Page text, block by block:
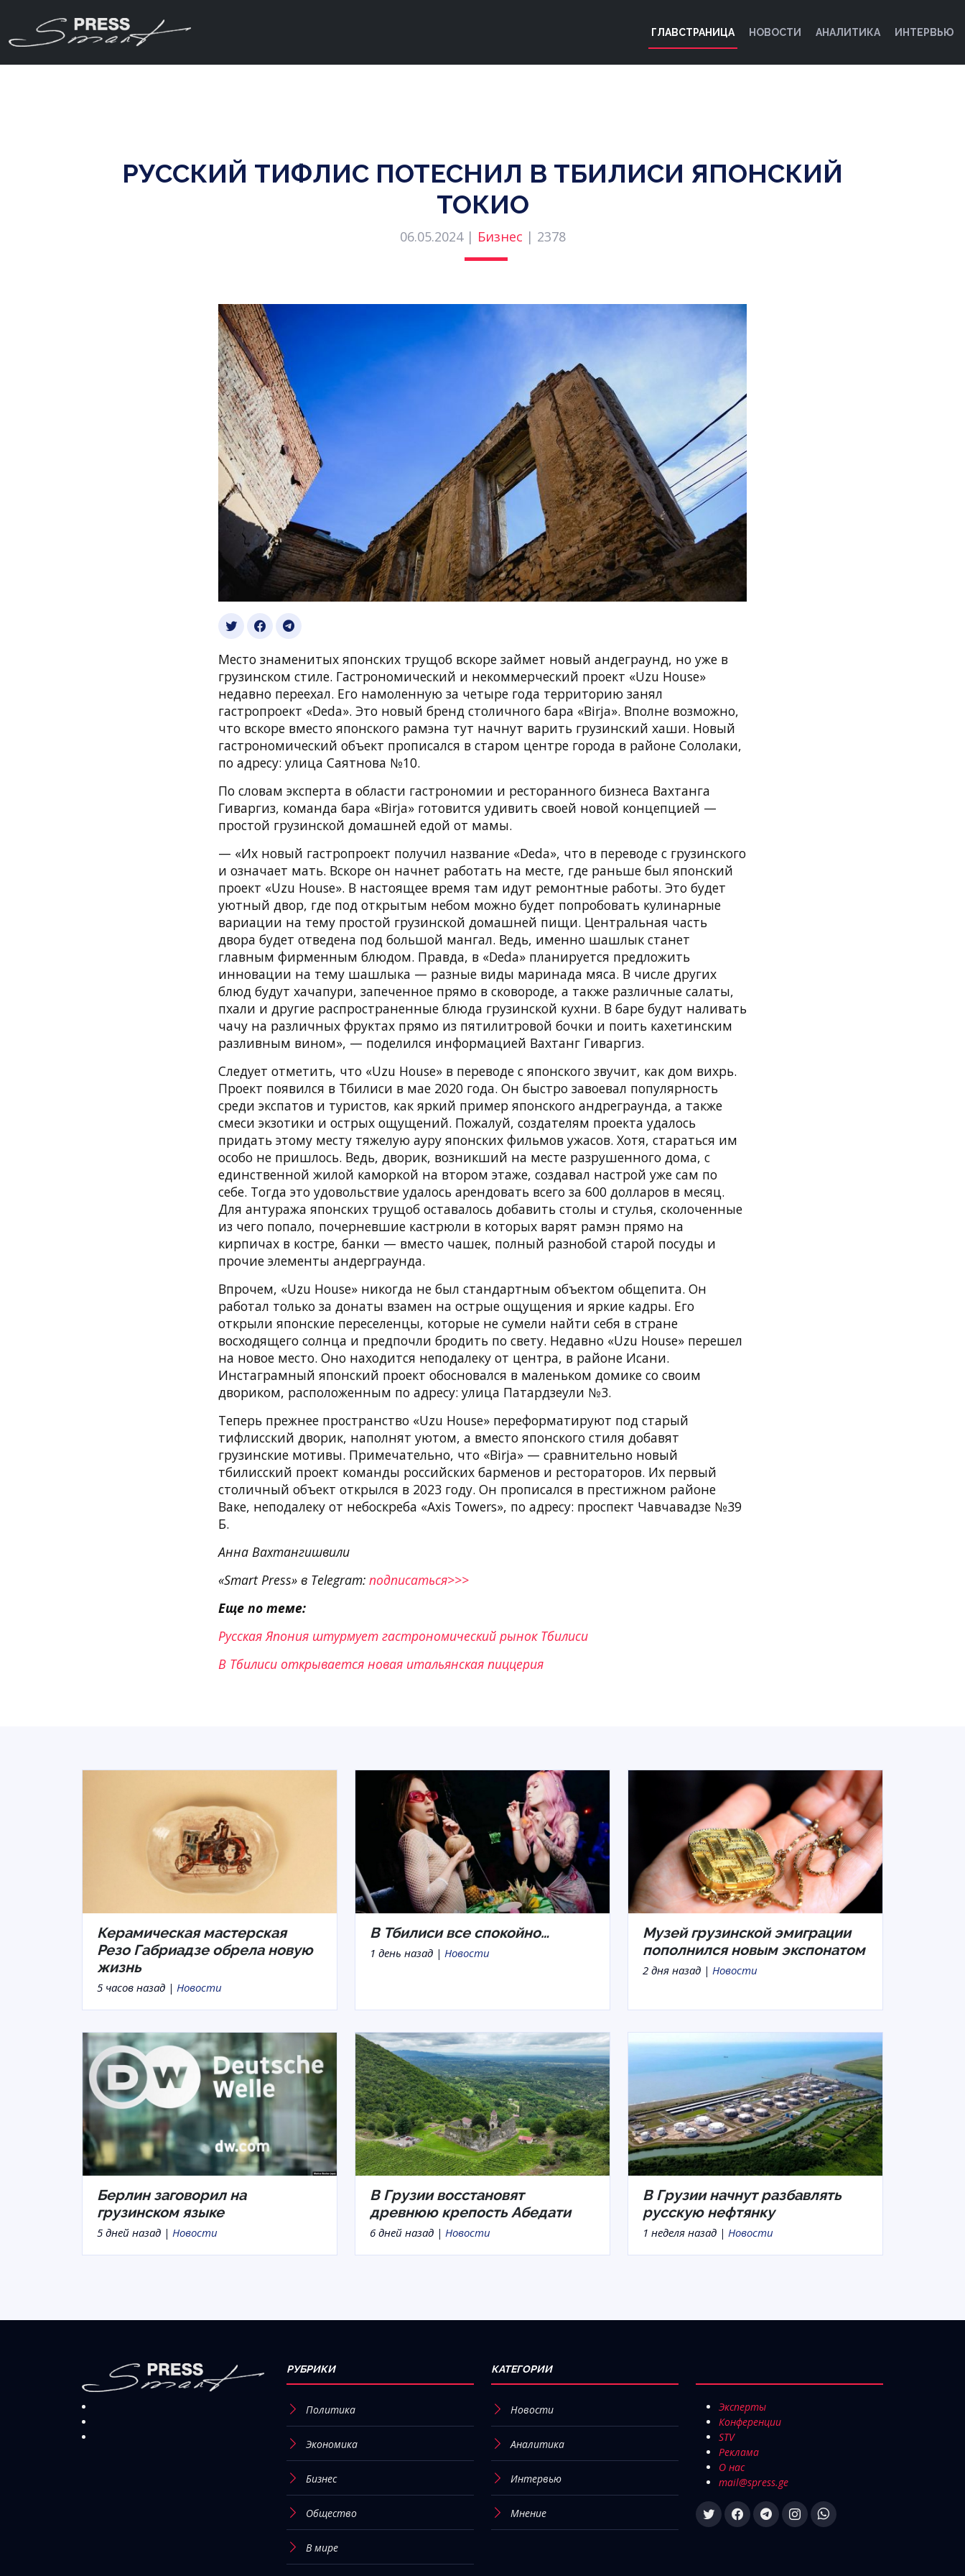
ГЛАВСТРАНИЦА НОВОСТИ АНАЛИТИКА ИНТЕРВЬЮ
РУССКИЙ ТИФЛИС ПОТЕСНИЛ В ТБИЛИСИ ЯПОНСКИЙ
ТОКИО
06.05.2024 | Бизнес | 2378
Место знаменитых японских трущоб вскоре займет новый андеграунд, но уже в
грузинском стиле. Гастрономический и некоммерческий проект «Uzu House»
недавно переехал. Его намоленную за четыре года территорию занял
гастропроект «Deda». Это новый бренд столичного бара «Birja». Вполне возможно,
что вскоре вместо японского рамэна тут начнут варить грузинский хаши. Новый
гастрономический объект прописался в старом центре города в районе Сололаки,
по адресу: улица Саятнова №10.
По словам эксперта в области гастрономии и ресторанного бизнеса Вахтанга
Гиваргиз, команда бара «Birja» готовится удивить своей новой концепцией —
простой грузинской домашней едой от мамы.
— «Их новый гастропроект получил название «Deda», что в переводе с грузинского
и означает мать. Вскоре он начнет работать на месте, где раньше был японский
проект «Uzu House». В настоящее время там идут ремонтные работы. Это будет
уютный двор, где под открытым небом можно будет попробовать кулинарные
вариации на тему простой грузинской домашней пищи. Центральная часть
двора будет отведена под большой мангал. Ведь, именно шашлык станет
главным фирменным блюдом. Правда, в «Deda» планируется предложить
инновации на тему шашлыка — разные виды маринада мяса. В числе других
блюд будут хачапури, запеченное прямо в сковороде, а также различные салаты,
пхали и другие распространенные блюда грузинской кухни. В баре будут наливать
чачу на различных фруктах прямо из пятилитровой бочки и поить кахетинским
разливным вином», — поделился информацией Вахтанг Гиваргиз.
Следует отметить, что «Uzu House» в переводе с японского звучит, как дом вихрь.
Проект появился в Тбилиси в мае 2020 года. Он быстро завоевал популярность
среди экспатов и туристов, как яркий пример японского андреграунда, а также
смеси экзотики и острых ощущений. Пожалуй, создателям проекта удалось
придать этому месту тяжелую ауру японских фильмов ужасов. Хотя, стараться им
особо не пришлось. Ведь, дворик, возникший на месте разрушенного дома, с
единственной жилой каморкой на втором этаже, создавал настрой уже сам по
себе. Тогда это удовольствие удалось арендовать всего за 600 долларов в месяц.
Для антуража японских трущоб оставалось добавить столы и стулья, сколоченные
из чего попало, почерневшие кастрюли в которых варят рамэн прямо на
кирпичах в костре, банки — вместо чашек, полный разнобой старой посуды и
прочие элементы андерграунда.
Впрочем, «Uzu House» никогда не был стандартным объектом общепита. Он
работал только за донаты взамен на острые ощущения и яркие кадры. Его
открыли японские переселенцы, которые не сумели найти себя в стране
восходящего солнца и предпочли бродить по свету. Недавно «Uzu House» перешел
на новое место. Оно находится неподалеку от центра, в районе Исани.
Инстаграмный японский проект обосновался в маленьком домике со своим
двориком, расположенным по адресу: улица Патардзеули №3.
Теперь прежнее пространство «Uzu House» переформатируют под старый
тифлисский дворик, наполнят уютом, а вместо японского стиля добавят
грузинские мотивы. Примечательно, что «Birja» — сравнительно новый
тбилисский проект команды российских барменов и рестораторов. Их первый
столичный объект открылся в 2023 году. Он прописался в престижном районе
Ваке, неподалеку от небоскреба «Axis Towers», по адресу: проспект Чавчавадзе №39
Б.
Анна Вахтангишвили
«Smart Press» в Telegram: подписаться>>>
Еще по теме:
Русская Япония штурмует гастрономический рынок Тбилиси
В Тбилиси открывается новая итальянская пиццерия
Керамическая мастерская
Резо Габриадзе обрела новую
жизнь
5 часов назад | Новости
В Тбилиси все спокойно…
1 день назад | Новости
Музей грузинской эмиграции
пополнился новым экспонатом
2 дня назад | Новости
Берлин заговорил на
грузинском языке
5 дней назад | Новости
В Грузии восстановят
древнюю крепость Абедати
6 дней назад | Новости
В Грузии начнут разбавлять
русскую нефтянку
1 неделя назад | Новости
РУБРИКИ
Политика
Экономика
Бизнес
Общество
В мире
КАТЕГОРИИ
Новости
Аналитика
Интервью
Мнение
Эксперты
Конференции
STV
Реклама
О нас
mail@spress.ge